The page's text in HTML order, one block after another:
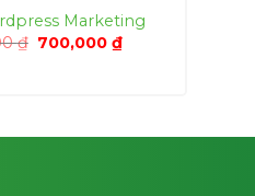
Marketing
₫ Giá
700,000₫Giá